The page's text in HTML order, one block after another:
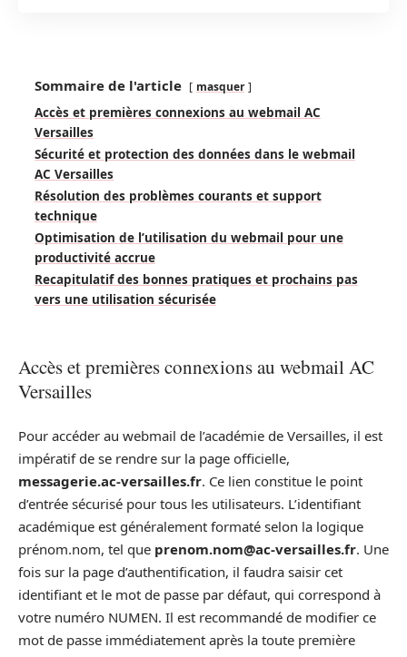
Sommaire de l'article masquer
Accès et premières connexions au webmail AC
Versailles
Sécurité et protection des données dans le webmail
AC Versailles
Résolution des problèmes courants et support
technique
Optimisation de l’utilisation du webmail pour une
productivité accrue
Recapitulatif des bonnes pratiques et prochains pas
vers une utilisation sécurisée
Accès et premières connexions au webmail AC
Versailles
Pour accéder au webmail de l’académie de Versailles, il est
impératif de se rendre sur la page officielle,
messagerie.ac-versailles.fr. Ce lien constitue le point
d’entrée sécurisé pour tous les utilisateurs. L’identifiant
académique est généralement formaté selon la logique
prénom.nom, tel que prenom.nom@ac-versailles.fr. Une
fois sur la page d’authentification, il faudra saisir cet
identifiant et le mot de passe par défaut, qui correspond à
votre numéro NUMEN. Il est recommandé de modifier ce
mot de passe immédiatement après la toute première